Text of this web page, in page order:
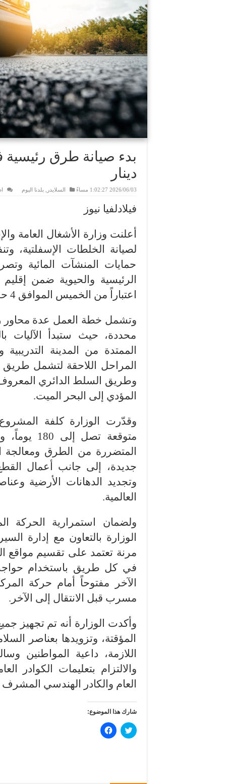
بدء صيانة طرق رئيسية
دينار
2026/06/03 1:02:27 مساءً السلايدر بلدنا اليوم
فيلادلفيا نيوز
أعلنت وزارة الأشغال العامة
لصيانة الخلطات الإسفلتية،
حمايات المنشآت المائية
الرئيسية والحيوية ضمن
اعتباراً من الخميس الموافق 4 حزيران 2026.
وتشمل خطة العمل عدة محاور
محددة، حيث ستبدأ
الممتدة من المدينة
المراحل اللاحقة لتشمل طريق
وطريق السلط الدائري
المؤدي إلى البحر الميت.
وقدّرت الوزارة كلفة المشروع
متوقعة
المتضررة من الطرق
جديدة، إلى جانب أعمال
وتجديد الدهانات الأرضية
العالمية.
ولضمان استمرارية الحركة
الوزارة بالتعاون مع إدارة
مرنة تعتمد على تقسيم مواقع
في كل طريق باستخدام
الآخر مفتوحاً أمام حركة
مسرب قبل الانتقال إلى الآخر.
وأكدت الوزارة أنه تم تجهيز
المؤقتة، وتزويدها بعناصر
اللازمة، داعية المواطنين
والالتزام بتعليمات الكوادر
العام والكادر الهندسي
شارك هذا الموضوع:
ا
ض
ا
ا
ن